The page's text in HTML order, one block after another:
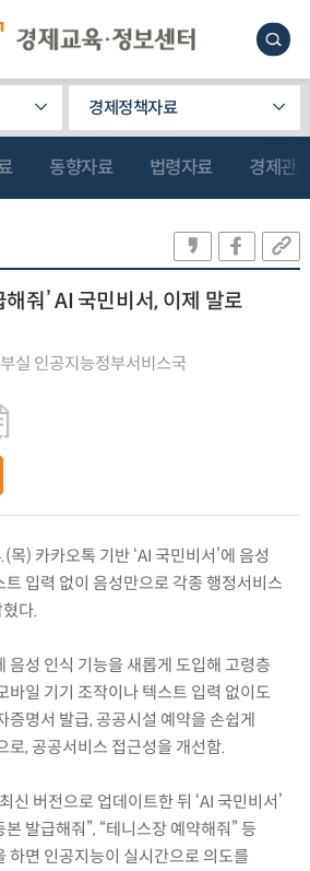
경제정책자료
동향자료 법령자료 경제관
줘’ AI 국민비서, 이제 말로
실 인공지능정부서비스국
) 카카오톡 기반 ‘AI 국민비서’에 음성
입력 없이 음성만으로 각종 행정서비스
다.
음성 인식 기능을 새롭게 도입해 고령층
바일 기기 조작이나 텍스트 입력 없이도
증명서 발급, 공공시설 예약을 손쉽게
로, 공공서비스 접근성을 개선함.
신 버전으로 업데이트한 뒤 ‘AI 국민비서’
발급해줘”, “테니스장 예약해줘” 등
하면 인공지능이 실시간으로 의도를